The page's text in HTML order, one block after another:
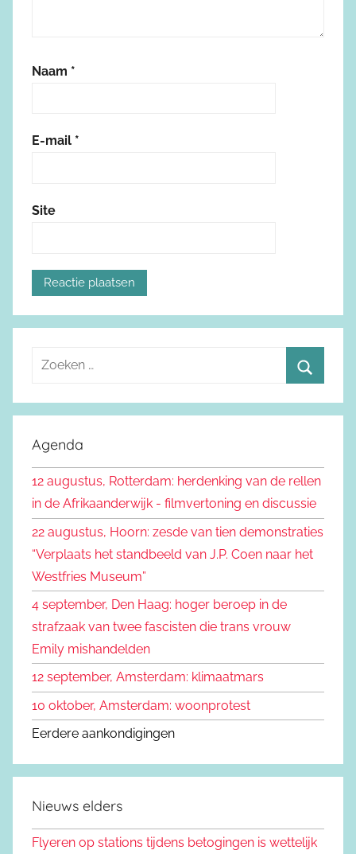
Naam *
E-mail *
Site
e
e
n
a
:
o
e
n
Agenda
12 augustus, Rotterdam: herdenking van de rellen
in de Afrikaanderwijk - filmvertoning en discussie
22 augustus, Hoorn: zesde van tien demonstraties
“Verplaats het standbeeld van J.P. Coen naar het
Westfries Museum”
4 september, Den Haag: hoger beroep in de
strafzaak van twee fascisten die trans vrouw
Emily mishandelden
12 september, Amsterdam: klimaatmars
10 oktober, Amsterdam: woonprotest
Eerdere aankondigingen
Nieuws elders
Flyeren op stations tijdens betogingen is wettelijk